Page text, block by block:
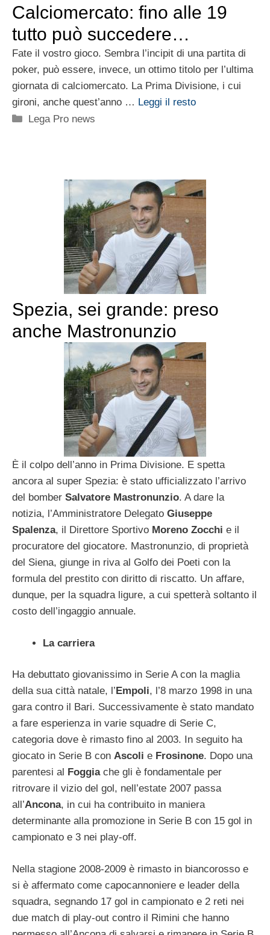
Calciomercato: fino alle 19
tutto può succedere…
Fate il vostro gioco. Sembra l’incipit di una partita di
poker, può essere, invece, un ottimo titolo per l’ultima
giornata di calciomercato. La Prima Divisione, i cui
gironi, anche quest’anno … Leggi il resto
Categorie
Lega Pro news
Spezia, sei grande: preso
anche Mastronunzio
È il colpo dell’anno in Prima Divisione. E spetta
ancora al super Spezia: è stato ufficializzato l’arrivo
del bomber Salvatore Mastronunzio. A dare la
notizia, l’Amministratore Delegato Giuseppe
Spalenza, il Direttore Sportivo Moreno Zocchi e il
procuratore del giocatore. Mastronunzio, di proprietà
del Siena, giunge in riva al Golfo dei Poeti con la
formula del prestito con diritto di riscatto. Un affare,
dunque, per la squadra ligure, a cui spetterà soltanto il
costo dell’ingaggio annuale.
La carriera
Ha debuttato giovanissimo in Serie A con la maglia
della sua città natale, l’ Empoli, l’8 marzo 1998 in una
gara contro il Bari. Successivamente è stato mandato
a fare esperienza in varie squadre di Serie C,
categoria dove è rimasto fino al 2003. In seguito ha
giocato in Serie B con Ascoli e Frosinone. Dopo una
parentesi al Foggiache gli è fondamentale per
ritrovare il vizio del gol, nell’estate 2007 passa
all’Ancona, in cui ha contribuito in maniera
determinante alla promozione in Serie B con 15 gol in
campionato e 3 nei play-off.
Nella stagione 2008-2009 è rimasto in biancorosso e
si è affermato come capocannoniere e leader della
squadra, segnando 17 gol in campionato e 2 reti nei
due match di play-out contro il Rimini che hanno